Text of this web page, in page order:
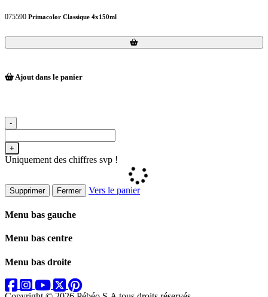
075590 Primacolor Classique 4x150ml
Loading...
Loading...
Ajout dans le panier
-
+
Uniquement des chiffres svp !
Supprimer Fermer Vers le panier
Menu bas gauche
Menu bas centre
Menu bas droite